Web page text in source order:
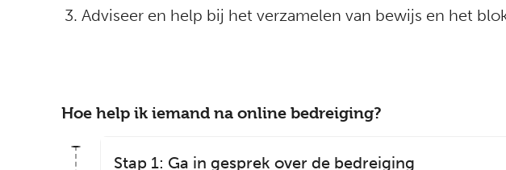
Adviseer en help bij het verzamelen van bewijs en het
Hoe help ik iemand na online bedreiging?
Stap 1: Ga in gesprek over de bedreiging